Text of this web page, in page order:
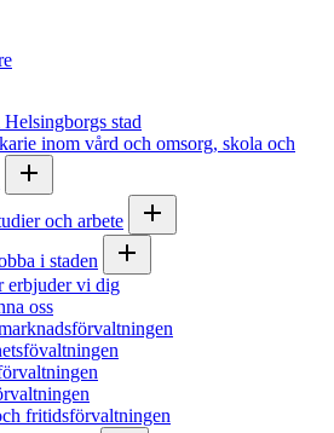
stad
inom vård och omsorg, skola och
och arbete
i staden
erbjuder vi dig
oss
fritidsförvaltningen